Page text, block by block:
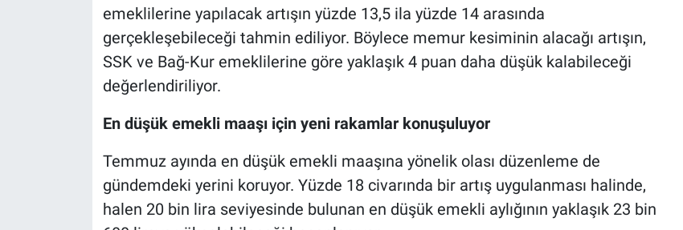
emeklilerine yapılacak artışın yüzde 13,5 ila yüzde 14 arasında
gerçekleşebileceği tahmin ediliyor. Böylece memur kesiminin alacağı artışın,
SSK ve Bağ-Kur emeklilerine göre yaklaşık 4 puan daha düşük kalabileceği
değerlendiriliyor.
En düşük emekli maaşı için yeni rakamlar konuşuluyor
Temmuz ayında en düşük emekli maaşına yönelik olası düzenleme de
gündemdeki yerini koruyor. Yüzde 18 civarında bir artış uygulanması halinde,
halen 20 bin lira seviyesinde bulunan en düşük emekli aylığının yaklaşık 23 bin